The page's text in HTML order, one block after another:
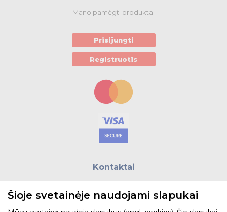
Mano pamėgti produktai
Prisijungti
Registruotis
Kontaktai
Telefonas:+370 5 215 0070
Šioje svetainėje naudojami slapukai